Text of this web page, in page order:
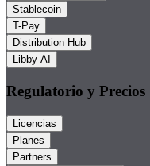
Stablecoin
T-Pay
Distribution Hub
Libby AI
Regulatorio y Precios
Licencias
Planes
Partners